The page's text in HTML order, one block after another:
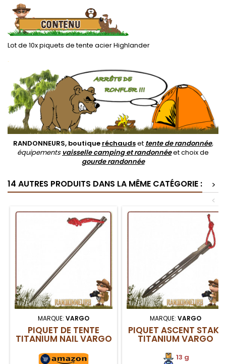
Lot de 10x piquets de tente acier Highlander
.
RANDONNEURS, boutique réchaudset tente de randonnée,
équipements vaisselle camping et randonnéeet choix de
gourde randonnée
14 AUTRES PRODUITS DANS LA MÊME CATÉGORIE :
>
<
MARQUE: VARGO
PIQUET DE TENTE
TITANIUM NAIL VARGO
MARQUE: VARGO
PIQUET ASCENT STAKE
TITANIUM VARGO
13 g